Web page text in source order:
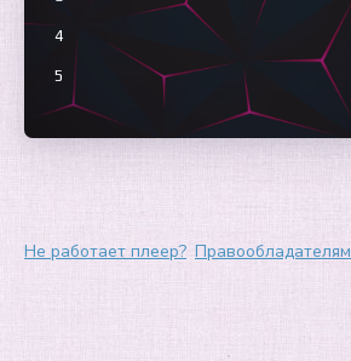
4
5
Не работает плеер? Правообладателям